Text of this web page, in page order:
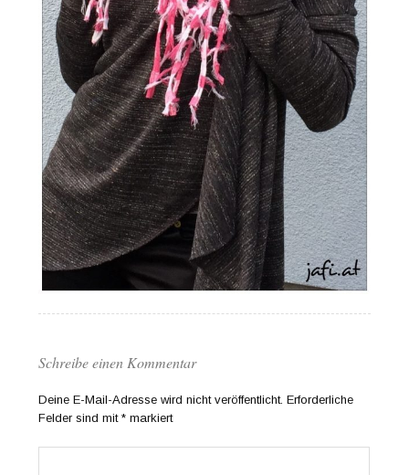
Schreibe einen Kommentar
Deine E-Mail-Adresse wird nicht veröffentlicht. Erforderliche
Felder sind mit* markiert